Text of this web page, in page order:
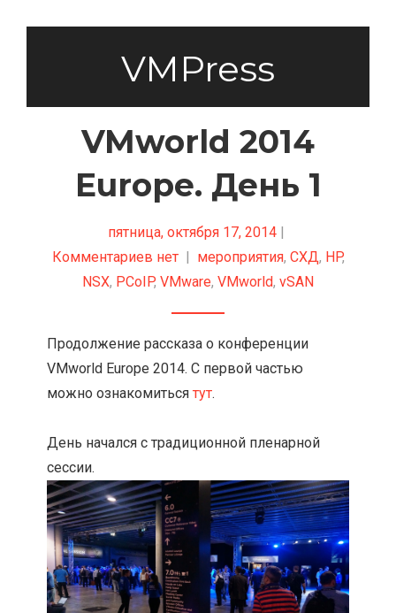
VMPress
VMworld 2014
Europe. День 1
пятница, октября 17, 2014 |
Комментариев нет | мероприятия, СХД, HP,
NSX, PCoIP, VMware, VMworld, vSAN
Продолжение рассказа о конференции
VMworld Europe 2014. С первой частью
можно ознакомитьсятут.
День начался с традиционной пленарной
сессии.